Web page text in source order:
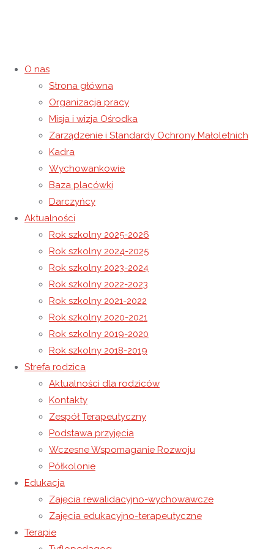
O nas
Strona główna
Organizacja pracy
Misja i wizja Ośrodka
Zarządzenie i Standardy Ochrony Małoletnich
Kadra
Wychowankowie
Baza placówki
Darczyńcy
Aktualności
Rok szkolny 2025-2026
Rok szkolny 2024-2025
Rok szkolny 2023-2024
Rok szkolny 2022-2023
Rok szkolny 2021-2022
Rok szkolny 2020-2021
Rok szkolny 2019-2020
Rok szkolny 2018-2019
Strefa rodzica
Aktualności dla rodziców
Kontakty
Zespół Terapeutyczny
Podstawa przyjęcia
Wczesne Wspomaganie Rozwoju
Półkolonie
Edukacja
Zajęcia rewalidacyjno-wychowawcze
Zajęcia edukacyjno-terapeutyczne
Terapie
Kategoria:Rok szkolny 2021-
2022
Strona główna Archiwum dla kategorii „Rok szkolny 2021-
(Strona 2)
30 czerwca 202230 czerwca 2022
Półkolonia – dzień 4
Tematy dnia: Poznajemy smaki lata! Olimpiada sportowa
Czytaj więcej "Półkolonia – dzień 4"
29 czerwca 202215 listopada 2022
2021-2022
Półkolonia – dzień 3